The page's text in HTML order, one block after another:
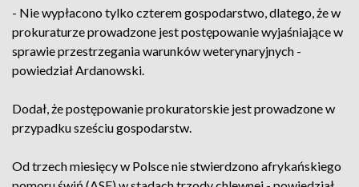
- Nie wypłacono tylko czterem gospodarstwo, dlatego, że w
prokuraturze prowadzone jest postępowanie wyjaśniające w
sprawie przestrzegania warunków weterynaryjnych -
powiedział Ardanowski.
Dodał, że postępowanie prokuratorskie jest prowadzone w
przypadku sześciu gospodarstw.
Od trzech miesięcy w Polsce nie stwierdzono afrykańskiego